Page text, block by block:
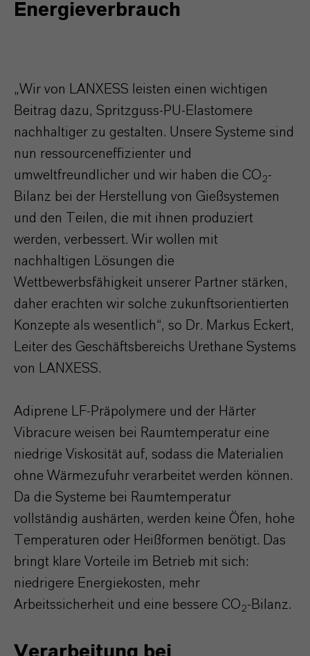
Energieverbrauch
„Wir von LANXESS leisten einen wichtigen
Beitrag dazu, Spritzguss-PU-Elastomere
nachhaltiger zu gestalten. Unsere Systeme sind
nun ressourceneffizienter und
umweltfreundlicher und wir haben die CO 2-
Bilanz bei der Herstellung von Gießsystemen
und den Teilen, die mit ihnen produziert
werden, verbessert. Wir wollen mit
nachhaltigen Lösungen die
Wettbewerbsfähigkeit unserer Partner stärken,
daher erachten wir solche zukunftsorientierten
Konzepte als wesentlich“, so Dr. Markus Eckert,
Leiter des Geschäftsbereichs Urethane Systems
von LANXESS.
Adiprene LF-Präpolymere und der Härter
Vibracure weisen bei Raumtemperatur eine
niedrige Viskosität auf, sodass die Materialien
ohne Wärmezufuhr verarbeitet werden können.
Da die Systeme bei Raumtemperatur
vollständig aushärten, werden keine Öfen, hohe
Temperaturen oder Heißformen benötigt. Das
bringt klare Vorteile im Betrieb mit sich:
niedrigere Energiekosten, mehr
Arbeitssicherheit und eine bessere CO 2-Bilanz.